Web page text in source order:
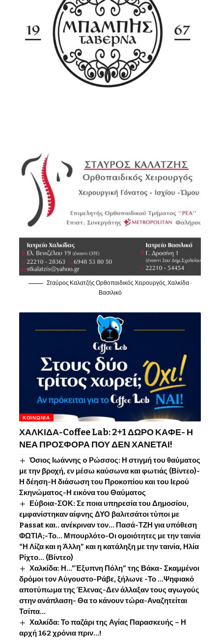
Σταύρος Καλατζής Ορθοπαιδικός Χειρουργός, Χαλκίδα -
Βασιλικό
ΚΟΙΝΩΝΊΑ
ΧΑΛΚΙΔΑ-Coffee Lab: 2+1 ΔΩΡΟ ΚΑΦΕ- Η
ΝΕΑ ΠΡΟΣΦΟΡΑ ΠΟΥ ΔΕΝ ΧΑΝΕΤΑΙ!
Όσιος Ιωάννης o Ρώσσος: Η στιγμή του θαύματος
με την βροχή, εν μέσω καύσωνα και φωτιάς (Βίντεο)-
Η δέηση-Η διάσωση του Προκοπίου και του Ιερού
Σκηνώματος-Η εικόνα του Θαύματος
Εύβοια-ΣΟΚ: Σε ποια υπηρεσία του Δημοσίου,
εμφανίστηκαν αίφνης ΔΥΟ βαλιτσάτοι τύποι με
Passat και.. ανέκριναν τον… Πασά-ΤΖΗ για υπόθεση
ΦΩΤΙΑ;-Το… Μπουρλότο-Οι ομοιότητες με την ταινία
“Η Λίζα και η Άλλη” και η κατάληξη με την ταινία, Ηλία
Ρίχτο… (Βίντεο)
Χαλκίδα: Η…”Έξυπνη Πόλη” της Βάκα- Σκαμμένοι
δρόμοι τον Αύγουστο-Ράβε, ξήλωνε -Το …Ψηφιακό
αποτύπωμα της Έλενας-Δεν άλλαξαν τους αγωγούς
στην ανάπλαση- Θα το κάνουν τώρα-Αναζητείται
Τσίπα…
Χαλκίδα: Το παζάρι της Αγίας Παρασκευής – Η
αρχή 162 χρόνια πριν…!